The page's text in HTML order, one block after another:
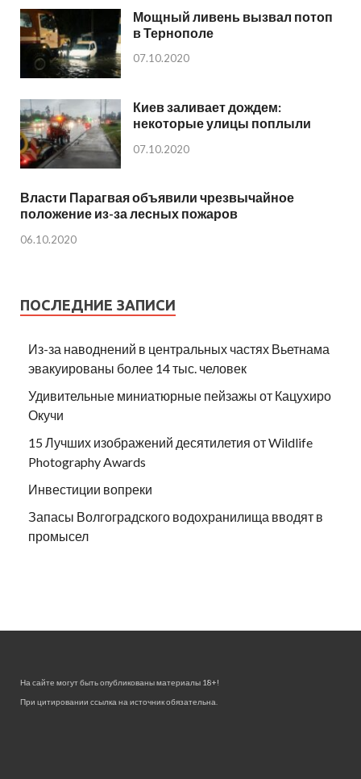
Мощный ливень вызвал потоп
в Тернополе
07.10.2020
Киев заливает дождем:
некоторые улицы поплыли
07.10.2020
Власти Парагвая объявили чрезвычайное
положение из-за лесных пожаров
06.10.2020
ПОСЛЕДНИЕ ЗАПИСИ
Из-за наводнений в центральных частях Вьетнама
эвакуированы более 14 тыс. человек
Удивительные миниатюрные пейзажы от Кацухиро
Окучи
15 Лучших изображений десятилетия от Wildlife
Photography Awards
Инвестиции вопреки
Запасы Волгоградского водохранилища вводят в
промысел
На сайте могут быть опубликованы материалы 18+!
При цитировании ссылка на источник обязательна.